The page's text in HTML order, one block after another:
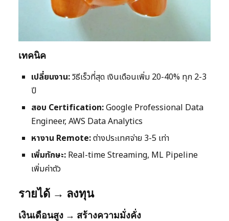
เทคนิค
เปลี่ยนงาน:วิธีเร็วที่สุด เงินเดือนเพิ่ม 20-40% ทุก 2-3
ปี
สอบ Certification:Google Professional Data
Engineer, AWS Data Analytics
หางาน Remote:ต่างประเทศจ่าย 3-5 เท่า
เพิ่มทักษะ: Real-time Streaming, ML Pipeline
เพิ่มค่าตัว
รายได้ → ลงทุน
เงินเดือนสูง → สร้างความมั่งคั่ง